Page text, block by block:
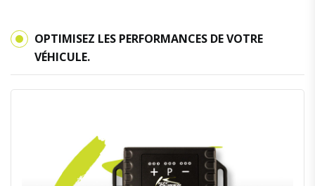
OPTIMISEZ LES PERFORMANCES DE VOTRE
VÉHICULE.